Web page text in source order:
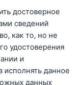
достоверное
сведений
как то, но не
удостоверения
и
исполнять данное
данных